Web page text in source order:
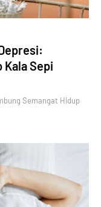
Kala Sepi
Semangat Hidup